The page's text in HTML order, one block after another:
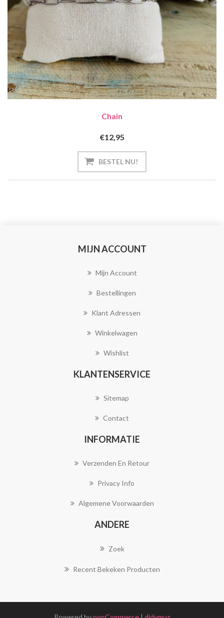
Chain
€12,95
MIJN ACCOUNT
Mijn Account
Bestellingen
Klant Adressen
Winkelwagen
Wishlist
KLANTENSERVICE
Sitemap
Contact
INFORMATIE
Verzenden En Retour
Privacy Info
Algemene Voorwaarden
ANDERE
Zoek
Recent Bekeken Producten